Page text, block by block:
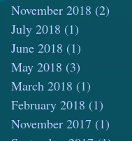
November 2018 (2)
July 2018 (1)
June 2018 (1)
May 2018 (3)
March 2018 (1)
February 2018 (1)
November 2017 (1)